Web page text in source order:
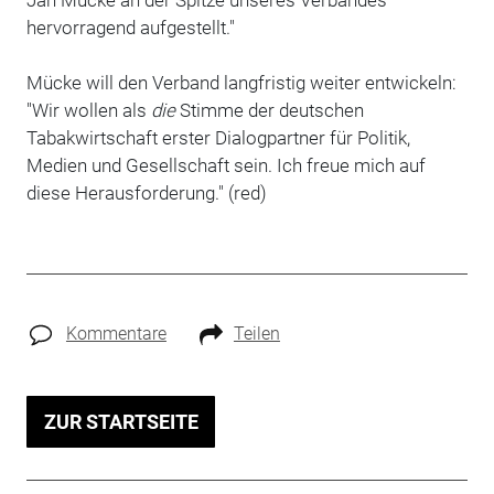
hervorragend aufgestellt."
Mücke will den Verband langfristig weiter entwickeln:
"Wir wollen als dieStimme der deutschen
Tabakwirtschaft erster Dialogpartner für Politik,
Medien und Gesellschaft sein. Ich freue mich auf
diese Herausforderung." (red)
Kommentare Teilen
ZUR STARTSEITE